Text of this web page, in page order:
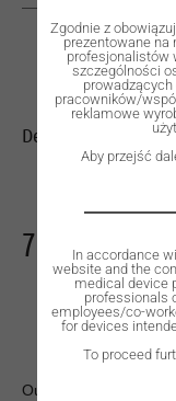
Dental Implant,
730,00zł
Out of stock
Zgodnie z
prezentowane na
profesjonalistów
szczególności
pracowników/
reklamowe
Aby przejść
In accordance
website and the
medical device
professionals
employees/co-
for devices
To proceed